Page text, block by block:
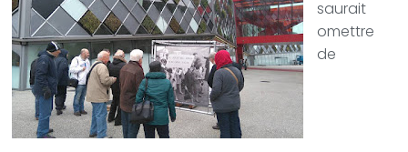
saurait
omettre
de